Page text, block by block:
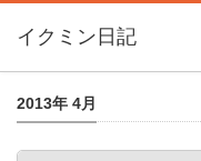
イクミン日記
2013年 4月